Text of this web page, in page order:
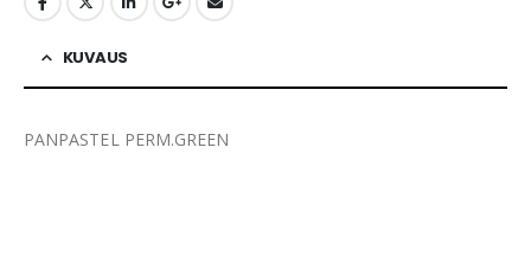
KUVAUS
PANPASTEL PERM.GREEN